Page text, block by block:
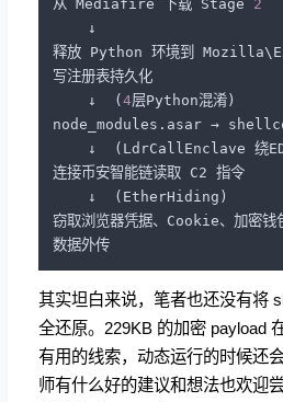
    ↓
释放 Python 环境到
写注册表持久化
    ↓  (
4层Python混淆)
node_modules.asar →
↓  (LdrCallEnclave 绕
连接币安智能链读取 C2 指令
    ↓  (EtherHiding)
窃取浏览器凭据、Cookie、加密钱
其实坦白来说，笔者也还没有将
全还原。229KB 的加密 payload
有用的线索，动态运行的时候还
师有什么好的建议和想法也欢迎